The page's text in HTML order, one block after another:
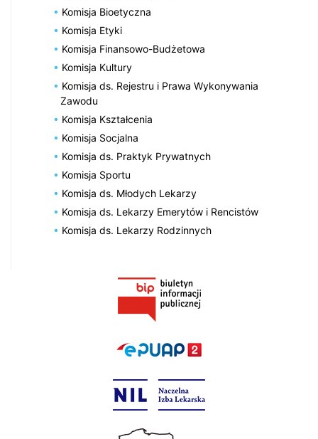
Komisja Bioetyczna
Komisja Etyki
Komisja Finansowo-Budżetowa
Komisja Kultury
Komisja ds. Rejestru i Prawa Wykonywania
Zawodu
Komisja Kształcenia
Komisja Socjalna
Komisja ds. Praktyk Prywatnych
Komisja Sportu
Komisja ds. Młodych Lekarzy
Komisja ds. Lekarzy Emerytów i Rencistów
Komisja ds. Lekarzy Rodzinnych